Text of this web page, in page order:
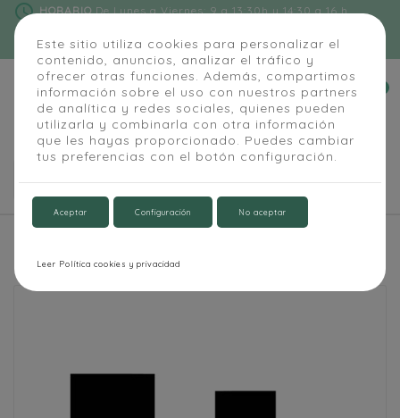
Este sitio utiliza cookies para personalizar el
contenido, anuncios, analizar el tráfico y
ofrecer otras funciones. Además, compartimos
información sobre el uso con nuestros partners
de analítica y redes sociales, quienes pueden
utilizarla y combinarla con otra información
que les hayas proporcionado. Puedes cambiar
tus preferencias con el botón configuración.
Aceptar Configuración No aceptar
Leer Política cookies y privacidad
schedule HORARIODe Lunes a Viernes: 9 a 13:30h y 14:30 a 16 h
phone


Pizarra Floristeria sin Marco